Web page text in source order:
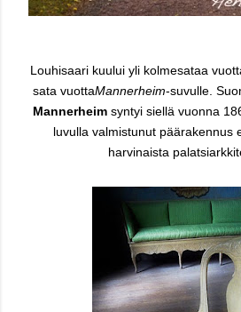
Louhisaari kuului yli kolmesataa
sata vuottaMannerheim-suvulle.
Mannerheimsyntyi siellä vuonna
luvulla valmistunut päärakennus
harvinaista